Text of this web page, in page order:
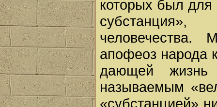
которых был для
апофеоз народа
дающей жизнь
называемым
«субстанцией»